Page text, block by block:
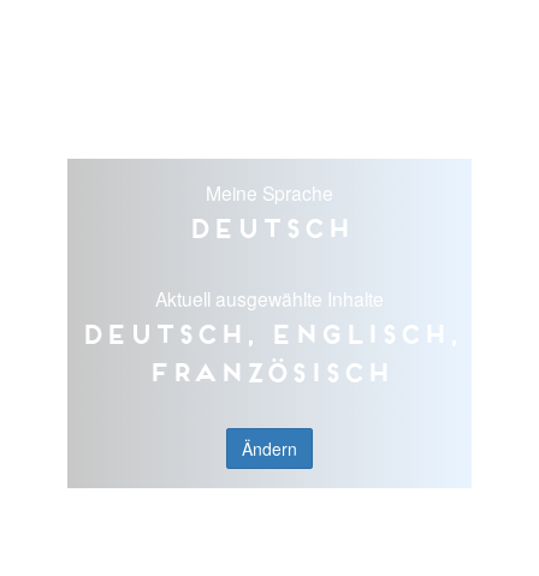
Meine Sprache
Deutsch
Aktuell ausgewählte Inhalte
Deutsch, Englisch,
Französisch
Ändern